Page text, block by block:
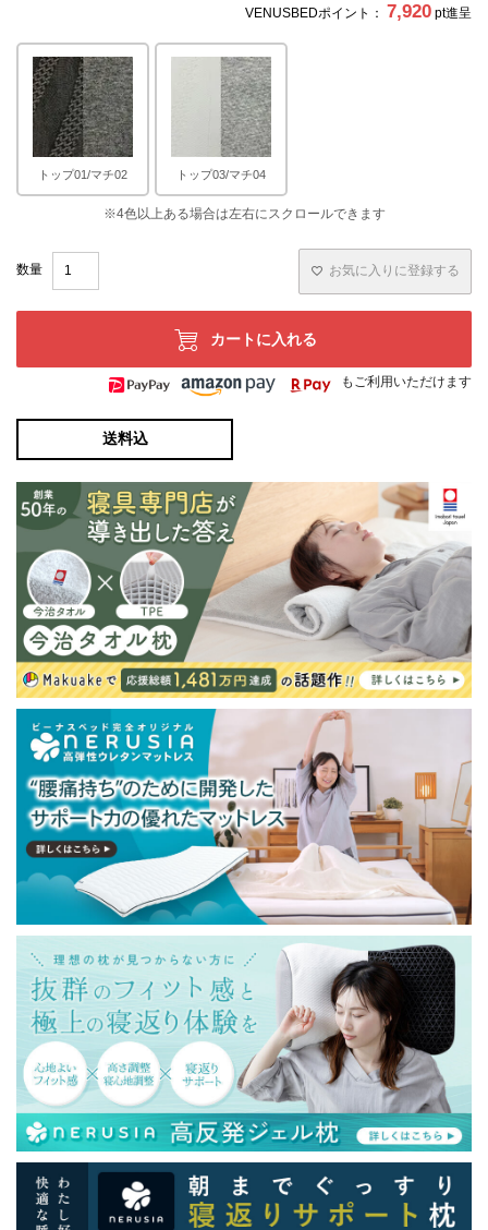
VENUSBEDポイント： 7,920 pt進呈
トップ01/マチ02 トップ03/マチ04
お気に入りに登録する
カートに入れる
もご利用いただけます
送料込